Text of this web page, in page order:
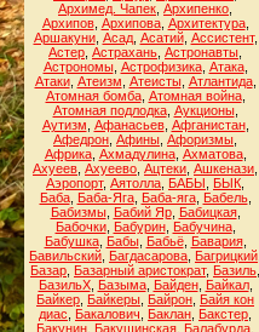
Архимед. Чапек Архипенко
Архипов, Архипова, Архитектура,
Аршакуни, Асад, Асатий, Ассистент,
Астер Астрахань Астронавты
Астрономы, Астрофизика, Атака,
Атаки, Атеизм Атеисты, Атлантида,
Атомная бомба, Атомная война,
Атомная подлодка, Аукционы,
Аутизм Афанасьев, Афганистан,
Афедрон Афины Афоризмы
Африка, Ахмадулина, Ахматова,
Ахуеев Ахуеево Ацтеки Ашкенази
Аэропорт, Аятолла БАБЫ БЫК
Баба, Баба-Яга, Баба-яга, Бабель,
Бабизмы, Бабий Яр, Бабицкая,
Бабочки, Бабурин, Бабучина,
Бабушка, Бабы, Бабьё, Бавария,
Бавильский Багдасарова Багрицкий
Базар Базарный аристократ, Базиль
БазильХ, Базыма, Байден, Байкал,
Байкер Байкеры Байрон Байя кон
диас
Бакалович Баклан Бакстер
Бакунин Бакушинская Балабурда